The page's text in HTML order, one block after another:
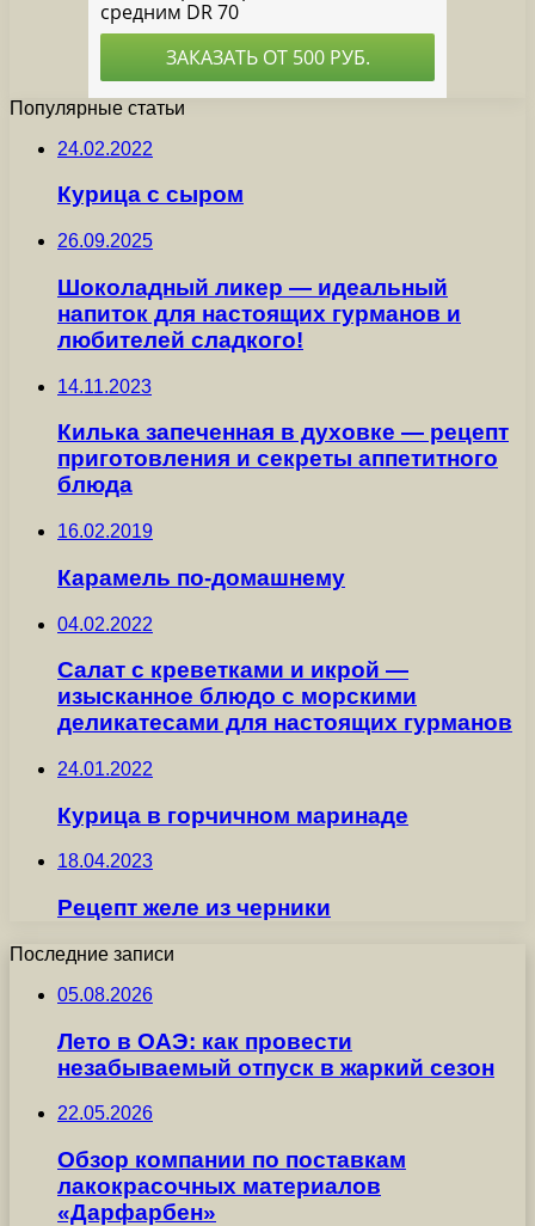
Популярные статьи
24.02.2022
Курица с сыром
26.09.2025
Шоколадный ликер — идеальный
напиток для настоящих гурманов и
любителей сладкого!
14.11.2023
Килька запеченная в духовке — рецепт
приготовления и секреты аппетитного
блюда
16.02.2019
Карамель по-домашнему
04.02.2022
Салат с креветками и икрой —
изысканное блюдо с морскими
деликатесами для настоящих гурманов
24.01.2022
Курица в горчичном маринаде
18.04.2023
Рецепт желе из черники
Последние записи
05.08.2026
Лето в ОАЭ: как провести
незабываемый отпуск в жаркий сезон
22.05.2026
Обзор компании по поставкам
лакокрасочных материалов
«Дарфарбен»